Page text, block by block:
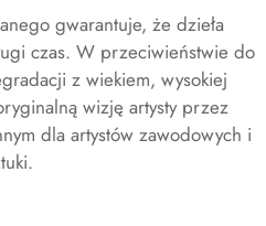
gwarantuje, że dzieła
czas. W przeciwieństwie do
z wiekiem, wysokiej
wizję artysty przez
dla artystów zawodowych i